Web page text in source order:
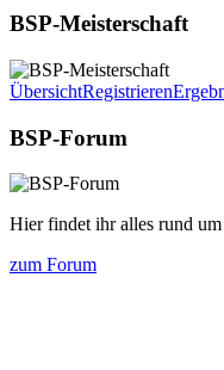
BSP-Meisterschaft
ÜbersichtRegistrieren
BSP-Forum
Hier findet ihr alles rund
zum Forum